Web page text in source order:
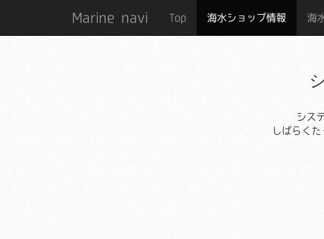
Marine navi Top 海水ショップ情報 海
シス
しばらくた